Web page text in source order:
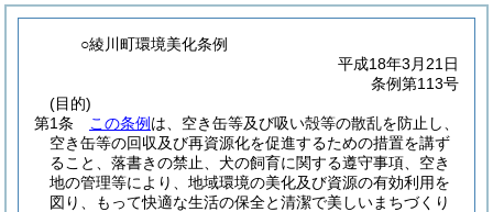
○綾川町環境美化条例
平成18年3月21日
条例第113号
(目的)
第1条
この条例 は、空き缶等及び吸い殻等の散乱を防止し、
空き缶等の回収及び再資源化を促進するための措置を講ず
ること、落書きの禁止、犬の飼育に関する遵守事項、空き
地の管理等により、地域環境の美化及び資源の有効利用を
図り、もって快適な生活の保全と清潔で美しいまちづくり